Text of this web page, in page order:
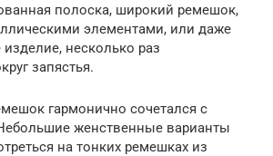
полоска, широкий ремешок,
элементами, или даже
несколько раз
запястья.
гармонично сочетался с
женственные варианты
на тонких ремешках из